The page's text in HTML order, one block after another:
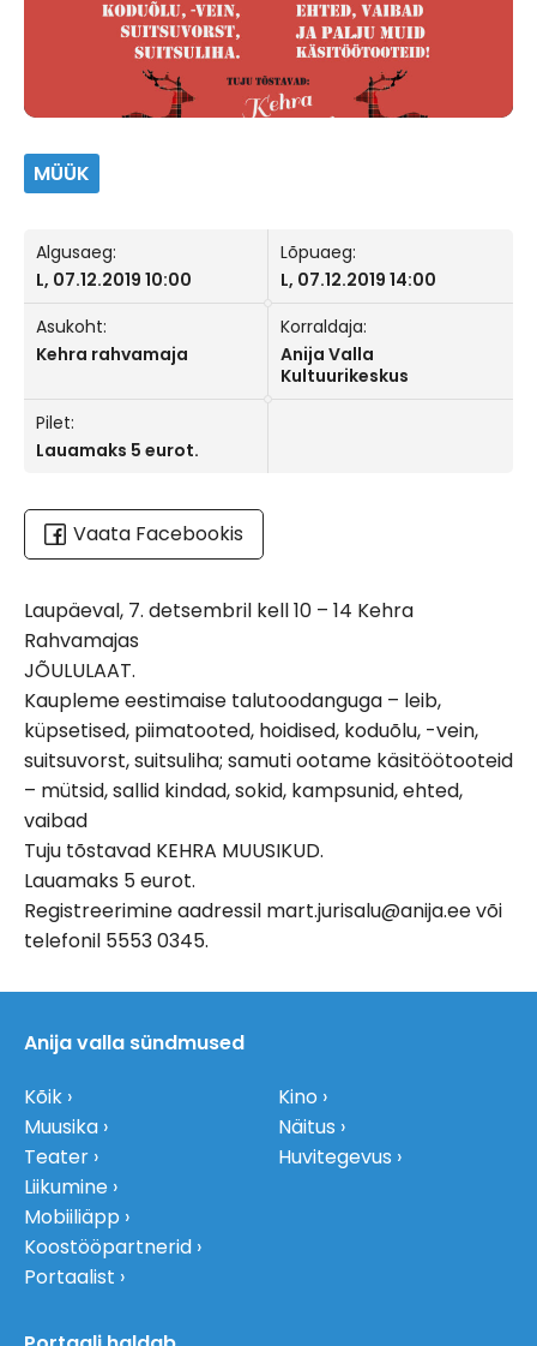
MÜÜK
Algusaeg:
L, 07.12.2019 10:00
Lõpuaeg:
L, 07.12.2019 14:00
Asukoht:
Kehra rahvamaja
Korraldaja:
Anija Valla
Kultuurikeskus
Pilet:
Lauamaks 5 eurot.
Vaata Facebookis
Laupäeval, 7. detsembril kell 10 – 14 Kehra
Rahvamajas
JÕULULAAT.
Kaupleme eestimaise talutoodanguga – leib,
küpsetised, piimatooted, hoidised, koduõlu, -vein,
suitsuvorst, suitsuliha; samuti ootame käsitöötooteid
– mütsid, sallid kindad, sokid, kampsunid, ehted,
vaibad
Tuju tõstavad KEHRA MUUSIKUD.
Lauamaks 5 eurot.
Registreerimine aadressil mart.jurisalu@anija.ee või
telefonil 5553 0345.
Anija valla sündmused
Kõik
Muusika
Teater
Liikumine
Kino
Näitus
Huvitegevus
Mobiiliäpp
Koostööpartnerid
Portaalist